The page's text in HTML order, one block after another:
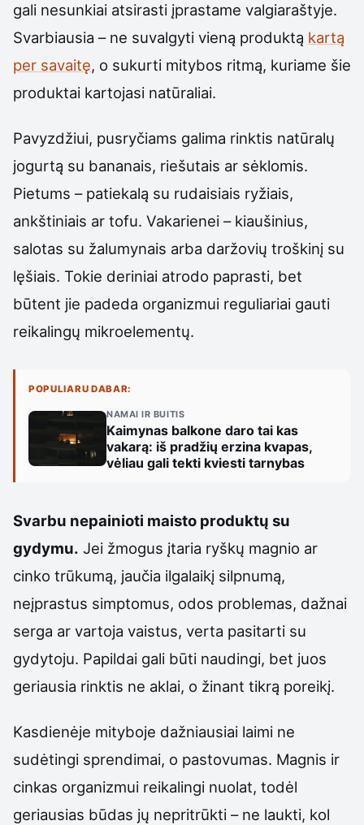
gali nesunkiai atsirasti įprastame valgiaraštyje.
Svarbiausia – ne suvalgyti vieną produktą kartą
per savaitę, o sukurti mitybos ritmą, kuriame šie
produktai kartojasi natūraliai.
Pavyzdžiui, pusryčiams galima rinktis natūralų
jogurtą su bananais, riešutais ar sėklomis.
Pietums – patiekalą su rudaisiais ryžiais,
ankštiniais ar tofu. Vakarienei – kiaušinius,
salotas su žalumynais arba daržovių troškinį su
lęšiais. Tokie deriniai atrodo paprasti, bet
būtent jie padeda organizmui reguliariai gauti
reikalingų mikroelementų.
POPULIARU DABAR:
NAMAI IR BUITIS
Kaimynas balkone daro tai kas
vakarą: iš pradžių erzina kvapas,
vėliau gali tekti kviesti tarnybas
Svarbu nepainioti maisto produktų su
gydymu. Jei žmogus įtaria ryškų magnio ar
cinko trūkumą, jaučia ilgalaikį silpnumą,
neįprastus simptomus, odos problemas, dažnai
serga ar vartoja vaistus, verta pasitarti su
gydytoju. Papildai gali būti naudingi, bet juos
geriausia rinktis ne aklai, o žinant tikrą poreikį.
Kasdienėje mityboje dažniausiai laimi ne
sudėtingi sprendimai, o pastovumas. Magnis ir
cinkas organizmui reikalingi nuolat, todėl
geriausias būdas jų nepritrūkti – ne laukti, kol